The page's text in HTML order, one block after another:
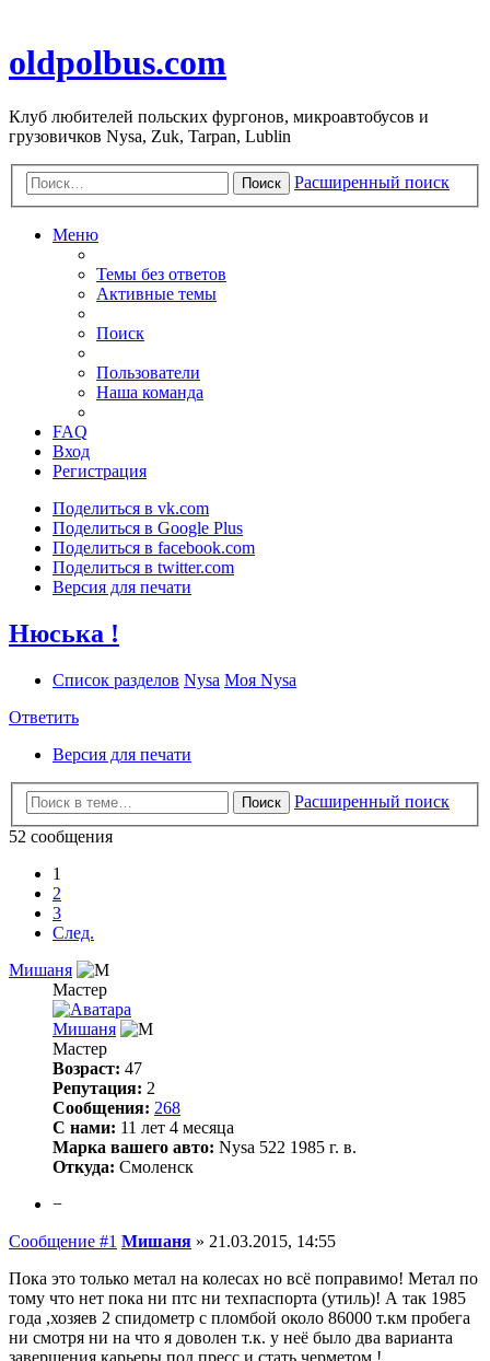
oldpolbus.com
Клуб любителей польских фургонов, микроавтобусов и
грузовичков Nysa, Zuk, Tarpan, Lublin
Поиск Расширенный поиск
Меню
Темы без ответов
Активные темы
Поиск
Пользователи
Наша команда
FAQ
Вход
Регистрация
Поделиться в vk.com
Поделиться в Google Plus
Поделиться в facebook.com
Поделиться в twitter.com
Версия для печати
Нюська !
Список разделов Nysa Моя Nysa
Ответить
Версия для печати
Поиск
Расширенный поиск
52 сообщения
1
2
3
След.
Мишаня
Мастер
Мишаня
Мастер
Возраст: 47
Репутация: 2
Сообщения: 268
С нами: 11 лет 4 месяца
Марка вашего авто: Nysa 522 1985 г. в.
Откуда: Смоленск
−
Сообщение #1 Мишаня » 21.03.2015, 14:55
Пока это только метал на колесах но всё поправимо! Метал по
тому что нет пока ни птс ни техпаспорта (утиль)! А так 1985
года ,хозяев 2 спидометр с пломбой около 86000 т.км пробега
ни смотря ни на что я доволен т.к. у неё было два варианта
завершения карьеры под пресс и стать черметом !